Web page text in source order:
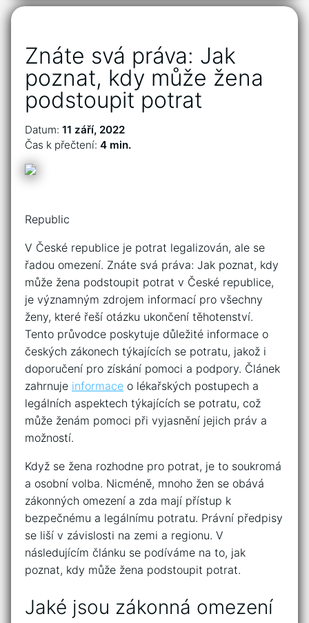
Znáte svá práva: Jak
poznat, kdy může žena
podstoupit potrat
Datum: 11 září, 2022
Čas k přečtení: 4 min.
Republic
V České republice je potrat legalizován, ale se
řadou omezení. Znáte svá práva: Jak poznat, kdy
může žena podstoupit potrat v České republice,
je významným zdrojem informací pro všechny
ženy, které řeší otázku ukončení těhotenství.
Tento průvodce poskytuje důležité informace o
českých zákonech týkajících se potratu, jakož i
doporučení pro získání pomoci a podpory. Článek
zahrnuje informace o lékařských postupech a
legálních aspektech týkajících se potratu, což
může ženám pomoci při vyjasnění jejich práv a
možností.
Když se žena rozhodne pro potrat, je to soukromá
a osobní volba. Nicméně, mnoho žen se obává
zákonných omezení a zda mají přístup k
bezpečnému a legálnímu potratu. Právní předpisy
se liší v závislosti na zemi a regionu. V
následujícím článku se podíváme na to, jak
poznat, kdy může žena podstoupit potrat.
Jaké jsou zákonná omezení